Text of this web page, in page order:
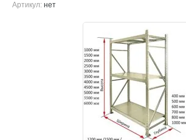
Артикул: нет